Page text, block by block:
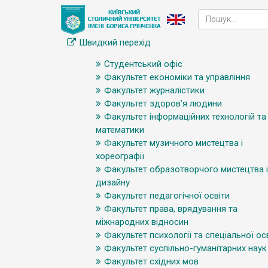
Швидкий перехід
Студентський офіс
Факультет економіки та управління
Факультет журналістики
Факультет здоров’я людини
Факультет інформаційних технологій та
математики
Факультет музичного мистецтва і
хореографії
Факультет образотворчого мистецтва і
дизайну
Факультет педагогічної освіти
Факультет права, врядування та
міжнародних відносин
Факультет психології та спеціальної
Факультет суспільно-гуманітарних наук
Факультет східних мов